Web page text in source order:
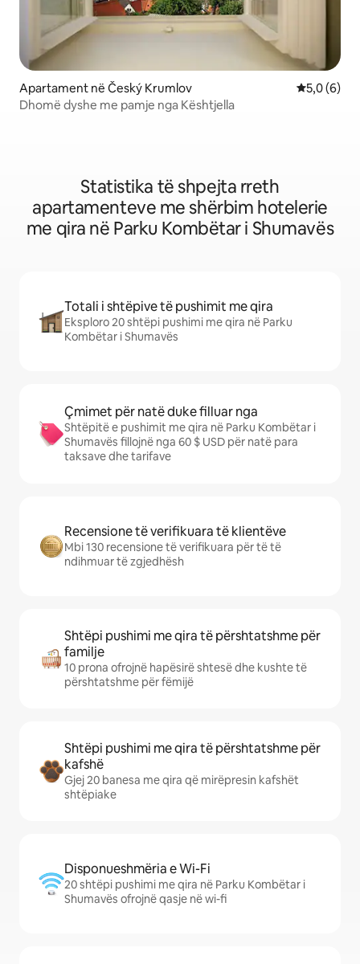
Apartament në Český Krumlov Vlerësimi
5,0 (6)
Dhomë dyshe me pamje nga Kështjella
Statistika të shpejta rreth
apartamenteve me shërbim hotelerie
me qira në Parku Kombëtar i Shumavës
Totali i shtëpive të pushimit me qira
Eksploro 20 shtëpi pushimi me qira në Parku
Kombëtar i Shumavës
Çmimet për natë duke filluar nga
Shtëpitë e pushimit me qira në Parku Kombëtar i
Shumavës fillojnë nga 60 $ USD për natë para
taksave dhe tarifave
Recensione të verifikuara të klientëve
Mbi 130 recensione të verifikuara për të të
ndihmuar të zgjedhësh
Shtëpi pushimi me qira të përshtatshme për
familje
10 prona ofrojnë hapësirë shtesë dhe kushte të
përshtatshme për fëmijë
Shtëpi pushimi me qira të përshtatshme për
kafshë
Gjej 20 banesa me qira që mirëpresin kafshët
shtëpiake
Disponueshmëria e Wi-Fi
20 shtëpi pushimi me qira në Parku Kombëtar i
Shumavës ofrojnë qasje në wi-fi